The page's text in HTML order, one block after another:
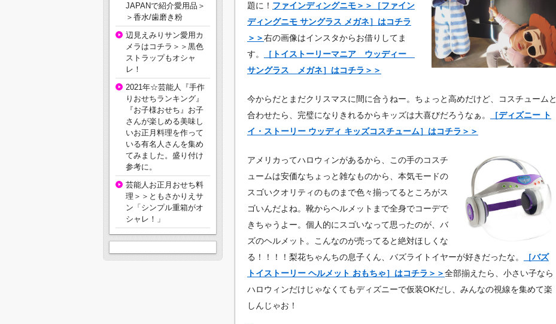
題に！ ファインディングニモ＞＞［ファイン
ディングニモ サングラス メガネ］はコチラ
＞＞右の画像はインスタからお借りしてま
す。
［トイストーリーマニア ウッディー
サングラス メガネ］はコチラ＞＞
今からだとまだクリスマスに間に合うねー。ちょっと高めだけど、コスチュームと
合わせたら、完璧になりきれるからキッズは大喜びだろうなぁ。
［ディズニー ト
イ・ストーリー ウッディ キッズコスチューム］はコチラ＞＞
アメリカってハロウィンがあるから、この手のコスチ
ュームは安価なちょっと雑なものから、本気モードの
スゴいクオリティのものまで色々揃ってるところがス
ゴいんだよね。靴からヘルメットまで全身でコーデで
きちゃうよー。個人的にスゴいなって思ったのが、バ
ズのヘルメット。こんなのが売ってると絶対ほしくな
る！！！！梨花ちゃんちの息子くん、バズライトイヤーが好きだったな。
［バズ
トイストーリー ヘルメット おもちゃ］はコチラ＞＞全部揃えたら、小さい子なら
ハロウィンだけじゃなくてもディズニーで仮装OKだし、みんなの視線を集めて楽
しんじゃお！
JAPANで紹介愛用品＞
＞香水/歯磨き粉
辺見えみりサン愛用カ
メラはコチラ＞＞黒色
ストラップもオシャ
レ！
2021年☆芸能人『手作
りおせちランキング』
『お子様おせち』お子
さんが楽しめる美味し
いお正月料理を作って
いる有名人さんを集め
てみました。盛り付け
参考に。
芸能人お正月おせち料
理＞＞ともさかりえサ
ン「シンプル重箱がオ
シャレ！」